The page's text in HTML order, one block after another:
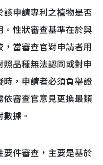
申請專利之植物是否
。性狀審查基準在於與
當審查官對申請者用
品種無法認同或對申
時，申請者必須負舉證
依審查官意見更換最類
據。
件審查，主要是基於